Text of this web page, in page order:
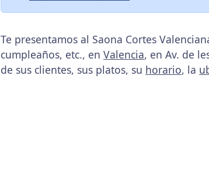
Te presentamos al Saona Cortes
cumpleaños, etc., en Valencia, en Av. de
de sus clientes, sus platos, su horario, la